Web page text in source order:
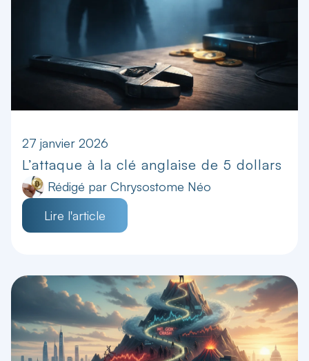
27 janvier 2026
L’attaque à la clé anglaise de 5 dollars
Rédigé par Chrysostome Néo
Lire l'article